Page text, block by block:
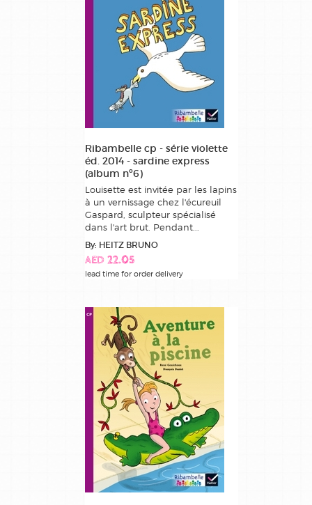
Ribambelle cp - série violette
éd. 2014 - sardine express
(album nº6)
Louisette est invitée par les lapins
à un vernissage chez l'écureuil
Gaspard, sculpteur spécialisé
dans l'art brut. Pendant...
By: HEITZ BRUNO
AED 22.05
lead time for order delivery